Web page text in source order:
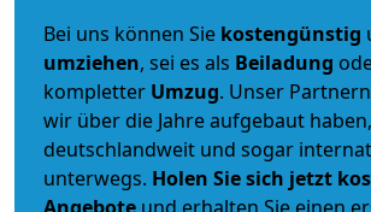
Bei uns können Sie kostengünstig
umziehen, sei es als Beiladung
kompletter Umzug. Unser
wir über die Jahre aufgebaut
deutschlandweit und sogar
unterwegs. Holen Sie sich jetzt